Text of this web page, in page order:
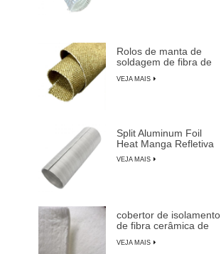
Rolos de manta de
soldagem de fibra de
vermiculita
VEJA MAIS
Split Aluminum Foil
Heat Manga Refletiva
VEJA MAIS
cobertor de isolamento
de fibra cerâmica de
VEJA MAIS